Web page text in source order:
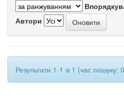
Автори
Результати 1-1 зі 1 (час пошуку: